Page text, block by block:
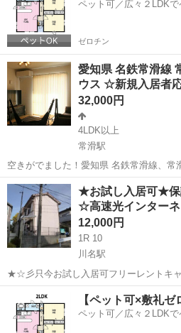
ペット可／広々２LDK
ゼロチン
愛知県 名鉄常滑線
ウス ☆新規入居者
32,000円
4LDK以上
常滑駅
空きがでました！愛知県 名鉄常滑線、常
ェアメイト募集中！ 価格改定致しました！ ホームペ
愛知 常滑市 常滑駅 シェアハ
★お試し入居可★保
☆高速光インター
12,000円
1R 10
川名駅
★☆彡只今お試し入居可フリーレントキ
間無料で入居してみませんか？ 住居環
お試しで入居できます！ 入居ご検討中の場合、お早めにご連絡くださ
い。 ★...
名古屋市 川名駅 シェア
【ペット可×敷礼
ペット可／広々２LDK